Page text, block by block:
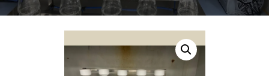
TEKNİK SERVİS
İLETİŞİM
ONLINE KATALOG